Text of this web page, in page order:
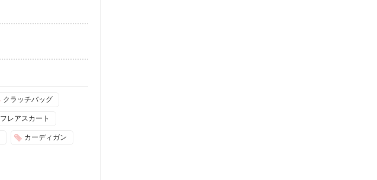
クラッチバッグ
フレアスカート
カーディガン